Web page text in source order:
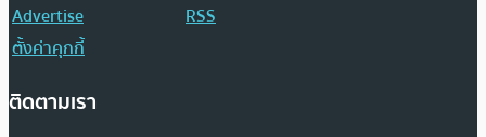
Advertise
RSS
ตั้งค่าคุกกี้
ติดตามเรา